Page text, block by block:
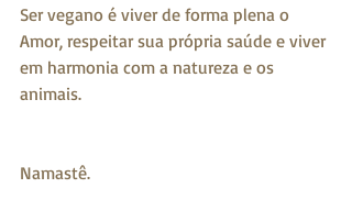
Ser vegano é viver de forma plena o
Amor, respeitar sua própria saúde e viver
em harmonia com a natureza e os
animais.
Namastê.